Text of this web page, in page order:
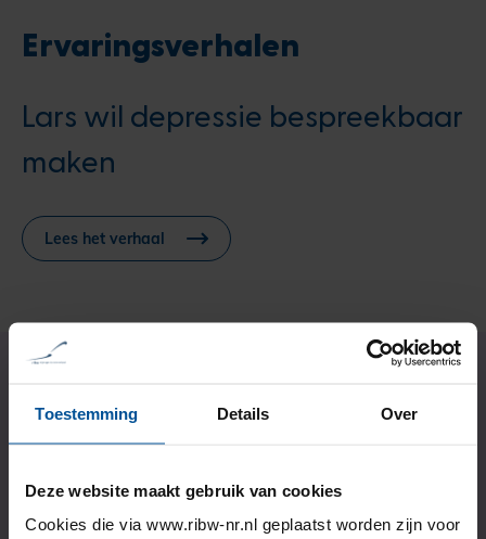
Toestemming Details Over
Deze website maakt gebruik van cookies
Cookies die via www.ribw-nr.nl geplaatst worden zijn voor
Ervaringsverhalen
Lars wil depressie bespreekbaar
maken
Lees het verhaal
Wil jij ook onze
ondersteuning?